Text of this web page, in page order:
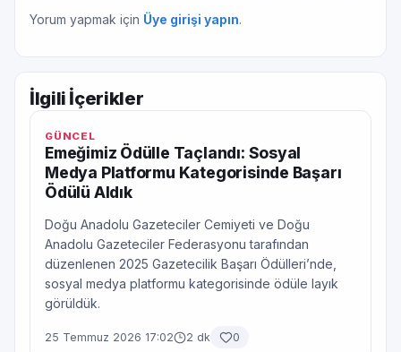
Yorum yapmak için Üye girişi yapın.
İlgili İçerikler
GÜNCEL
Emeğimiz Ödülle Taçlandı: Sosyal
Medya Platformu Kategorisinde Başarı
Ödülü Aldık
Doğu Anadolu Gazeteciler Cemiyeti ve Doğu
Anadolu Gazeteciler Federasyonu tarafından
düzenlenen 2025 Gazetecilik Başarı Ödülleri’nde,
sosyal medya platformu kategorisinde ödüle layık
görüldük.
25 Temmuz 2026 17:02 2 dk 0